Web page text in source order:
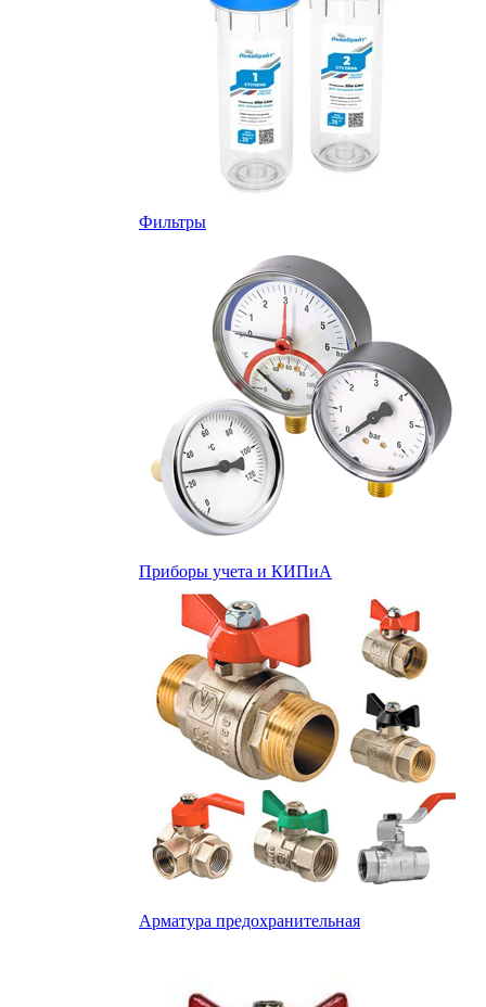
Фильтры
Приборы учета и КИПиА
Арматура предохранительная